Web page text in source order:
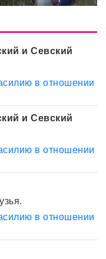
и Севский
в отношении
и Севский
в отношении
в отношении